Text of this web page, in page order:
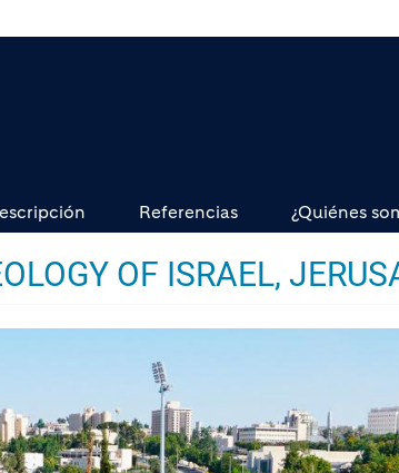
Referencias ¿Quiénes
OF ISRAEL,